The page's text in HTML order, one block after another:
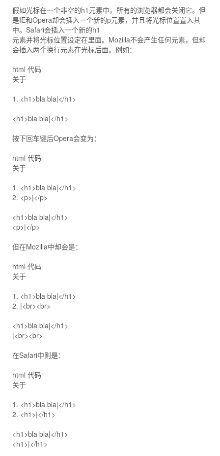
假如光标在一个非空的h1元素中，所有的浏览器都会关闭它。但
是IE和Opera却会插入一个新的p元素，并且将光标位置置入其
中。Safari会插入一个新的h1
元素并将光标位置设定在里面。Mozilla不会产生任何元素，但却
会插入两个换行元素在光标后面。例如：
html 代码
关于
1. <h1>bla bla|</h1>
<h1>bla bla|</h1>
按下回车键后Opera会变为：
html 代码
关于
1. <h1>bla bla|</h1>
2. <p>|</p>
<h1>bla bla|</h1>
<p>|</p>
但在Mozilla中却会是：
html 代码
关于
1. <h1>bla bla|</h1>
2. |<br><br>
<h1>bla bla|</h1>
|<br><br>
在Safari中则是：
html 代码
关于
1. <h1>bla bla|</h1>
2. <h1>|</h1>
<h1>bla bla|</h1>
<h1>|</h1>